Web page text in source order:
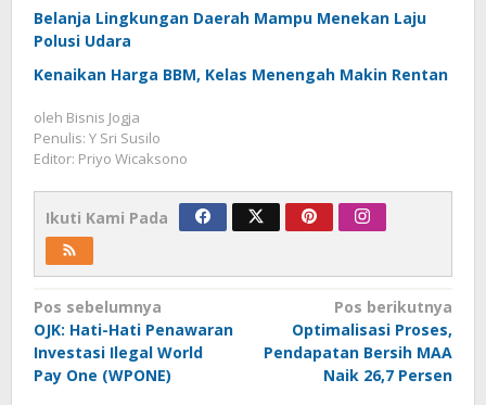
Belanja Lingkungan Daerah Mampu Menekan Laju
Polusi Udara
Kenaikan Harga BBM, Kelas Menengah Makin Rentan
oleh Bisnis Jogja
Penulis: Y Sri Susilo
Editor: Priyo Wicaksono
Ikuti Kami Pada
Navigasi
pos
Pos sebelumnya
OJK: Hati-Hati Penawaran
Investasi Ilegal World
Pay One (WPONE)
Pos berikutnya
Optimalisasi Proses,
Pendapatan Bersih MAA
Naik 26,7 Persen